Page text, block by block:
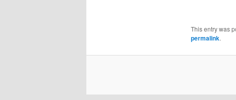
This entry was
permalink.